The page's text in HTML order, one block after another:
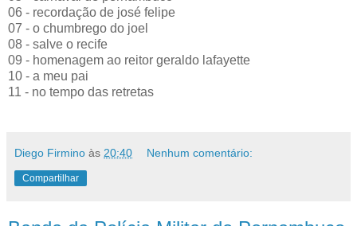
06 - recordação de josé felipe
07 - o chumbrego do joel
08 - salve o recife
09 - homenagem ao reitor geraldo lafayette
10 - a meu pai
11 - no tempo das retretas
Diego Firmino às 20:40 Nenhum comentário:
Compartilhar